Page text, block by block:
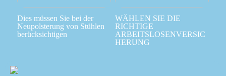
Dies müssen Sie bei der
Neupolsterung von Stühlen
berücksichtigen
WÄHLEN SIE DIE
RICHTIGE
ARBEITSLOSENVERSIC
HERUNG